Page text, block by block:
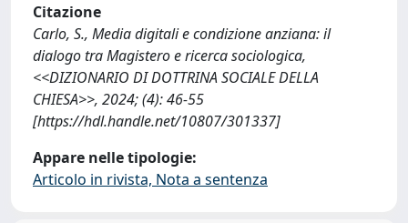
Citazione
Carlo, S., Media digitali e condizione anziana: il
dialogo tra Magistero e ricerca sociologica,
<<DIZIONARIO DI DOTTRINA SOCIALE DELLA
CHIESA>>, 2024; (4): 46-55
[https://hdl.handle.net/10807/301337]
Appare nelle tipologie:
Articolo in rivista, Nota a sentenza